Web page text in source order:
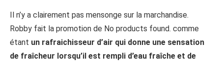
Il n’y a clairement pas mensonge sur la marchandise.
Robby fait la promotion de No products found. comme
étant un rafraichisseur d’air qui donne une sensation
de fraîcheur lorsqu’il est rempli d’eau fraîche et de